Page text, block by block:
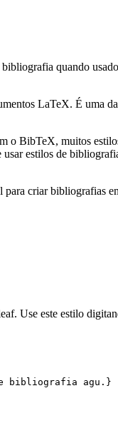
quando
LaTeX. É uma
o BibTeX, muitos
estilos de
criar bibliografias
Use este estilo
bibliografia agu.}